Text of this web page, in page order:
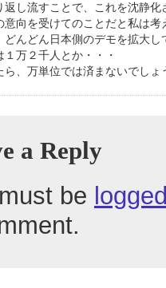
返し流すことで、これを沈静
向を受けてのことだと私は考
どんどん日本側のデモを拡大し
万２千人とか・・・
、万単位では済まないでしょ
a Reply
be